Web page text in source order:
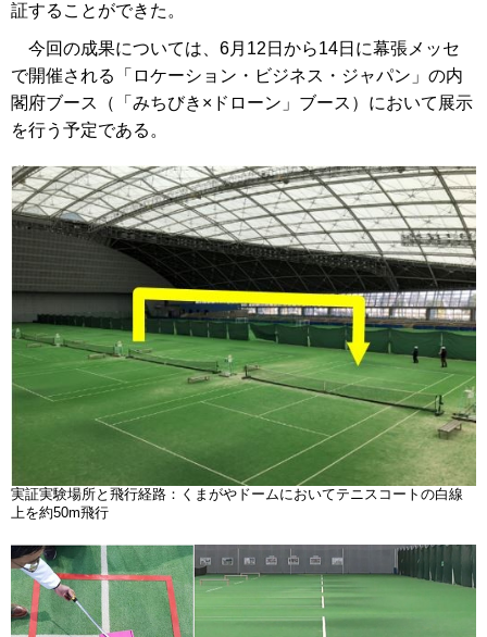
証することができた。
今回の成果については、6月12日から14日に幕張メッセ
で開催される「ロケーション・ビジネス・ジャパン」の内
閣府ブース（「みちびき×ドローン」ブース）において展示
を行う予定である。
実証実験場所と飛行経路：くまがやドームにおいてテニスコートの白線
上を約50m飛行